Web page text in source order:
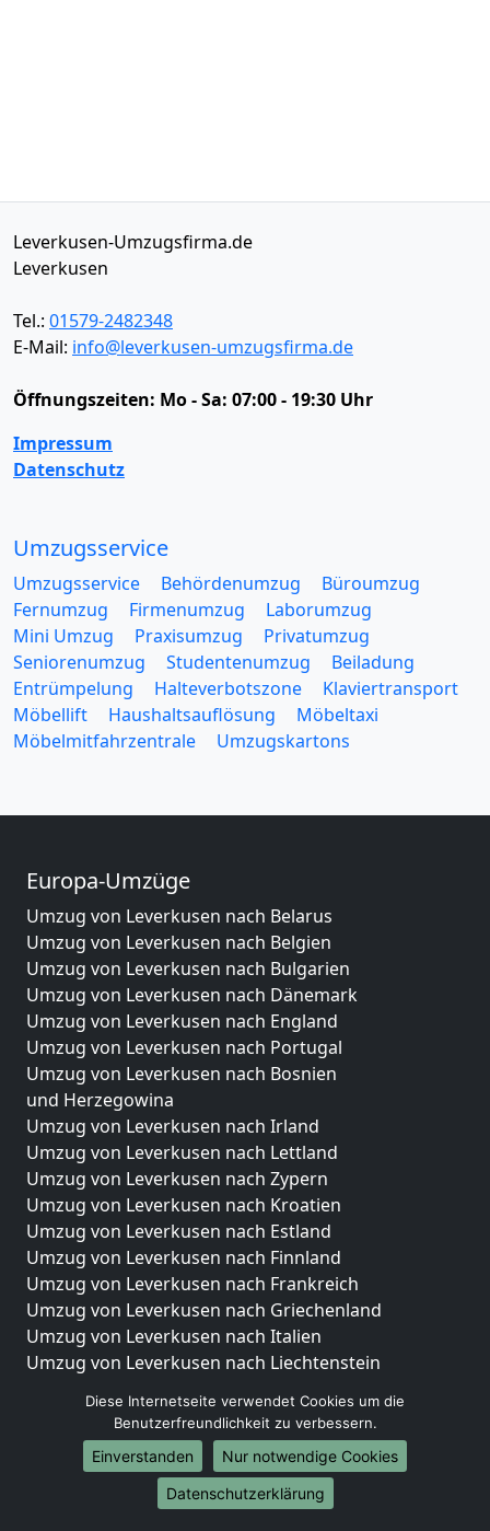
Leverkusen-Umzugsfirma.de
Leverkusen
Tel.: 01579-2482348
E-Mail: info@leverkusen-umzugsfirma.de
Öffnungszeiten: Mo - Sa: 07:00 - 19:30 Uhr
Impressum
Datenschutz
Umzugsservice
Umzugsservice Behördenumzug
Büroumzug
Fernumzug
Firmenumzug
Laborumzug
Mini Umzug
Praxisumzug
Privatumzug
Seniorenumzug
Studentenumzug
Beiladung
Entrümpelung
Halteverbotszone
Klaviertransport
Möbellift
Haushaltsauflösung
Möbeltaxi
Möbelmitfahrzentrale
Umzugskartons
Europa-Umzüge
Umzug von Leverkusen nach Belarus
Umzug von Leverkusen nach Belgien
Umzug von Leverkusen nach Bulgarien
Umzug von Leverkusen nach Dänemark
Umzug von Leverkusen nach England
Umzug von Leverkusen nach Portugal
Umzug von Leverkusen nach Bosnien
und Herzegowina
Umzug von Leverkusen nach Irland
Umzug von Leverkusen nach Lettland
Umzug von Leverkusen nach Zypern
Umzug von Leverkusen nach Kroatien
Umzug von Leverkusen nach Estland
Umzug von Leverkusen nach Finnland
Umzug von Leverkusen nach Frankreich
Umzug von Leverkusen nach Griechenland
Umzug von Leverkusen nach Italien
Umzug von Leverkusen nach Liechtenstein
Umzug von Leverkusen nach Niederlande
Umzug von Leverkusen nach Norwegen
Umzüge-Deutschlandweit
Diese Internetseite verwendet Cookies um die
Benutzerfreundlichkeit zu verbessern.
Einverstanden
Nur notwendige Cookies
Datenschutzerklärung